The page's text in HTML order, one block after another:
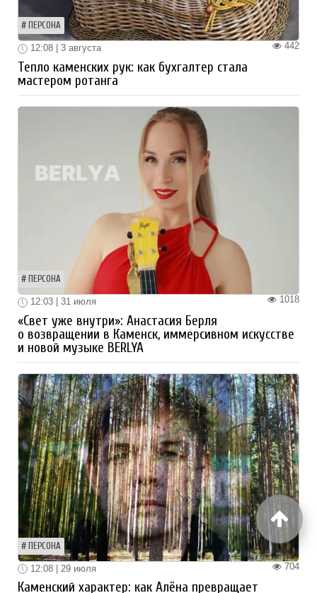
ПЕРСОНА
442
12:08 | 3 августа
Тепло каменских рук: как бухгалтер стала
мастером ротанга
ПЕРСОНА
1018
12:03 | 31 июля
«Свет уже внутри»: Анастасия Берля
о возвращении в Каменск, иммерсивном искусстве
и новой музыке BERLYA
ПЕРСОНА
704
12:08 | 29 июля
Каменский характер: как Алёна превращает